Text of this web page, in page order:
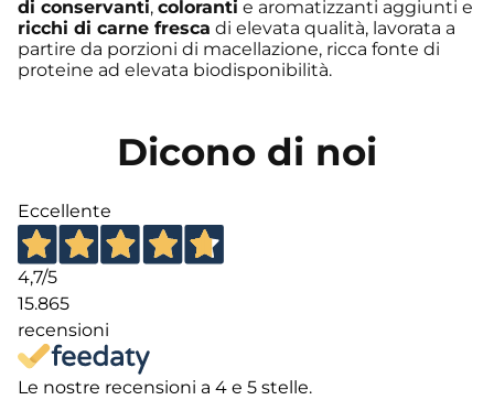
di conservanti, coloranti e aromatizzanti aggiunti e
ricchi di carne fresca di elevata qualità, lavorata a
partire da porzioni di macellazione, ricca fonte di
proteine ad elevata biodisponibilità.
Dicono di noi
Eccellente
4,7/5
15.865
recensioni
Le nostre recensioni a 4 e 5 stelle.